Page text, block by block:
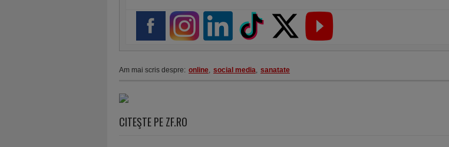
Am mai scris despre: online, social media, sanatate
CITEŞTE PE ZF.RO